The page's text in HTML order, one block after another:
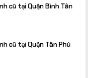
cũ tại Quận Bình Tân
cũ tại Quận Tân Phú